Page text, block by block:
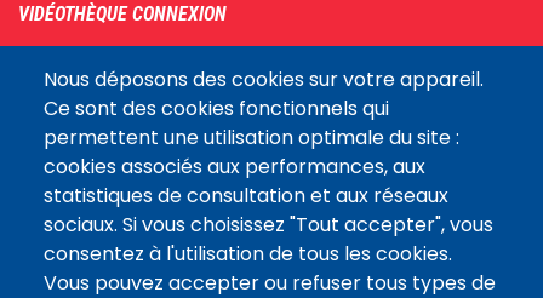
Nous déposons des cookies sur votre appareil.
Ce sont des cookies fonctionnels qui
permettent une utilisation optimale du site :
cookies associés aux performances, aux
statistiques de consultation et aux réseaux
sociaux. Si vous choisissez "Tout accepter", vous
consentez à l'utilisation de tous les cookies.
Vous pouvez accepter ou refuser tous types de
VIDÉOTHÈQUE CONNEXION
ARCHIVES
COOKIES
Assemblée
nationaleLE SITE DE L’ASSEMBLÉE NATIONALE